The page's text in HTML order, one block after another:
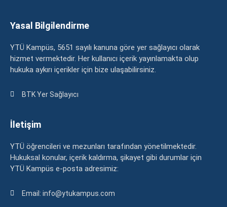
Yasal Bilgilendirme
YTÜ Kampüs, 5651 sayılı kanuna göre yer sağlayıcı olarak
hizmet vermektedir. Her kullanıcı içerik yayınlamakta olup
hukuka aykırı içerikler için bize ulaşabilirsiniz.
BTK Yer Sağlayıcı
İletişim
YTÜ öğrencileri ve mezunları tarafından yönetilmektedir.
Hukuksal konular, içerik kaldırma, şikayet gibi durumlar için
YTÜ Kampüs e-posta adresimiz:
Email: info@ytukampus.com